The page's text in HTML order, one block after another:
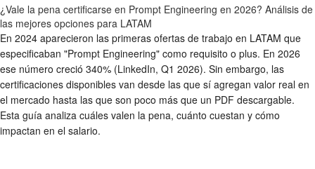
¿Vale la pena certificarse en Prompt Engineering en 2026? Análisis de
las mejores opciones para LATAM
En 2024 aparecieron las primeras ofertas de trabajo en LATAM que
especificaban "Prompt Engineering" como requisito o plus. En 2026
ese número creció 340% (LinkedIn, Q1 2026). Sin embargo, las
certificaciones disponibles van desde las que sí agregan valor real en
el mercado hasta las que son poco más que un PDF descargable.
Esta guía analiza cuáles valen la pena, cuánto cuestan y cómo
impactan en el salario.